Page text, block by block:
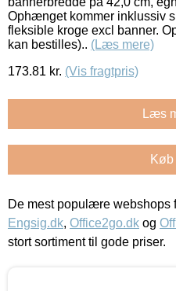
Ophænget kommer inklussiv
fleksible kroge excl banner.
kan bestilles).. (Læs mere)
173.81 kr. (Vis fragtpris)
Læs
Køb
De mest populære webshops
Engsig.dk, Office2go.dk og
stort sortiment til gode priser.